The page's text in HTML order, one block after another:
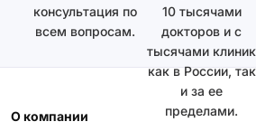
консультация по
всем вопросам.
10 тысячами
докторов и с
тысячами клиник
как в России, так
и за ее
пределами.
О компании